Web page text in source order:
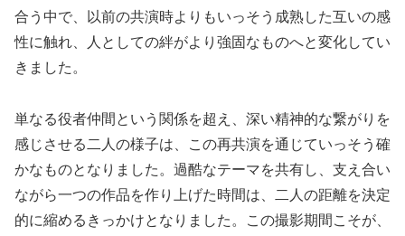
合う中で、以前の共演時よりもいっそう成熟した互いの感
性に触れ、人としての絆がより強固なものへと変化してい
きました。
単なる役者仲間という関係を超え、深い精神的な繋がりを
感じさせる二人の様子は、この再共演を通じていっそう確
かなものとなりました。過酷なテーマを共有し、支え合い
ながら一つの作品を作り上げた時間は、二人の距離を決定
的に縮めるきっかけとなりました。この撮影期間こそが、